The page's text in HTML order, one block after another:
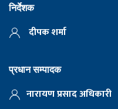
निर्देशक
दीपक शर्मा
प्रधान सम्पादक
नारायण प्रसाद अधिकारी